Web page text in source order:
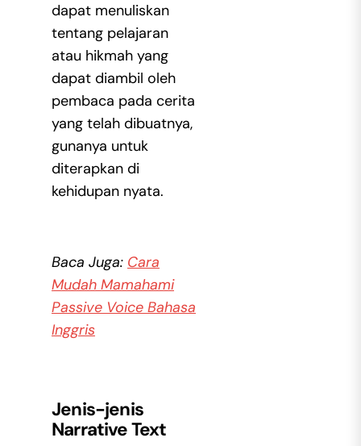
dapat menuliskan
tentang pelajaran
atau hikmah yang
dapat diambil oleh
pembaca pada cerita
yang telah dibuatnya,
gunanya untuk
diterapkan di
kehidupan nyata.
Baca Juga: Cara
Mudah Mamahami
Passive Voice Bahasa
Inggris
Jenis-jenis
Narrative Text